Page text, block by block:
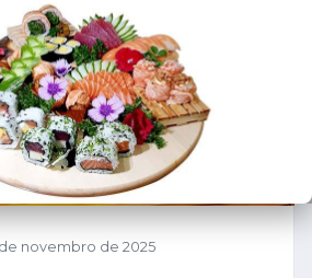
novembro de 2025